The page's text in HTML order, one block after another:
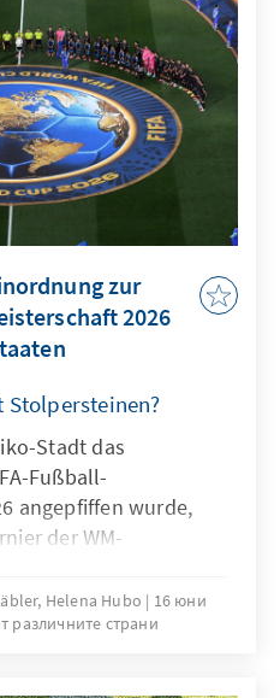
Gegenwart, in der
politisch
sich die
ihren 250. Geburtstag
zur
2026
Stadt das
Fußball-
angepfiffen wurde,
der WM-
wird in den USA,
die eigentliche
Spielfeld. Während
Helena Hubo
16 юни
различните страни